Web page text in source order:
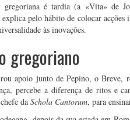
é tardia (a «Vita» de
pelo hábito de colocar acções
às inovações.
gregoriano
apoio junto de Pepino, o Breve,
percebe a diferença de ritos e
da Schola Cantorum, para